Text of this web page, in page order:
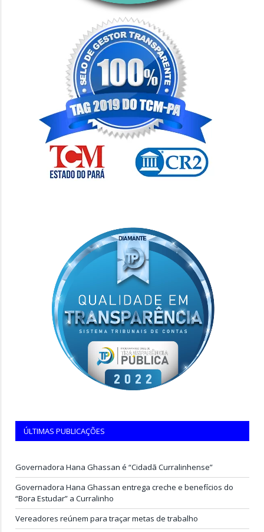
ÚLTIMAS PUBLICAÇÕES
Governadora Hana Ghassan é “Cidadã Curralinhense”
Governadora Hana Ghassan entrega creche e benefícios do
“Bora Estudar” a Curralinho
Vereadores reúnem para traçar metas de trabalho